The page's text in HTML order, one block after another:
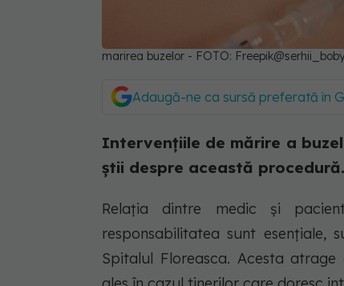
marirea buzelor - FOTO:
Adaugă-ne ca sursă preferată în
Intervențiile de mărire a
știi despre această procedură.
Relația dintre medic și
responsabilitatea sunt esențiale,
Spitalul Floreasca. Acesta